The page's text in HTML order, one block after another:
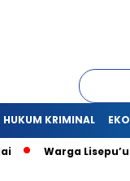
HUKUM KRIMINAL
Warga